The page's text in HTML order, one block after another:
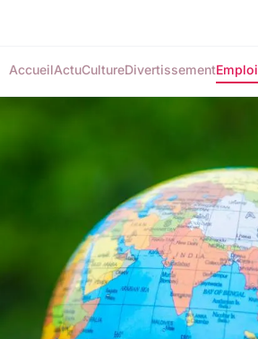
AccueilActuCultureDivertissementEmploi